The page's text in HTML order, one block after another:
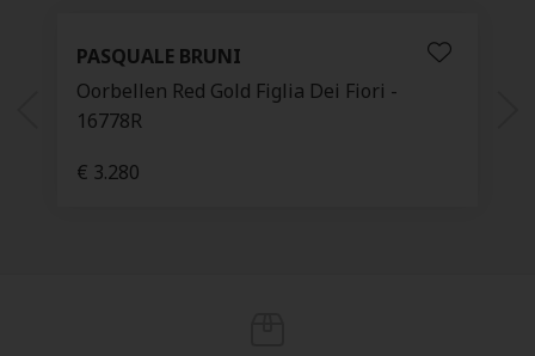
PASQUALE BRUNI
Oorbellen Red Gold Figlia Dei Fiori -
16778R
€ 3.280